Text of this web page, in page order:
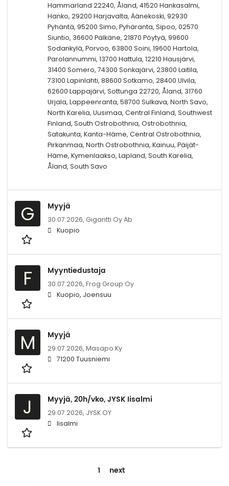
Hammarland 22240, Åland, 41520 Hankasalmi,
Hanko, 29200 Harjavalta, Äänekoski, 92930
Pyhäntä, 95200 Simo, Pyhäranta, Sipoo, 02570
Siuntio, 36600 Pälkäne, 21870 Pöytyä, 99600
Sodankylä, Porvoo, 63800 Soini, 19600 Hartola,
Parolannummi, 13700 Hattula, 12210 Hausjärvi,
31400 Somero, 74300 Sonkajärvi, 23800 Laitila,
73100 Lapinlahti, 88600 Sotkamo, 28400 Ulvila,
62600 Lappajärvi, Sottunga 22720, Åland, 31760
Urjala, Lappeenranta, 58700 Sulkava, North Savo,
North Karelia, Uusimaa, Central Finland, Southwest
Finland, South Ostrobothnia, Ostrobothnia,
Satakunta, Kanta-Häme, Central Ostrobothnia,
Pirkanmaa, North Ostrobothnia, Kainuu, Päijät-
Häme, Kymenlaakso, Lapland, South Karelia,
Åland, South Savo
G Myyjä
30.07.2026, Gigantti Oy Ab
Kuopio
F Myyntiedustaja
30.07.2026, Frog Group Oy
Kuopio, Joensuu
M Myyjä
29.07.2026, Masapo Ky
71200 Tuusniemi
J Myyjä, 20h/vko, JYSK Iisalmi
29.07.2026, JYSK OY
Iisalmi
1 next